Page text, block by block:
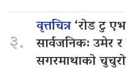
३.
वृत्तचित्र‘रोड टु
सार्वजनिक: उमेर
सगरमाथाको